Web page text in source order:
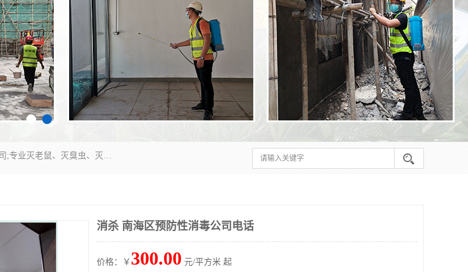
江门市瑞可环境科技有限公司是具有白蚁防治资质的大型专业除四害公司;专业灭老鼠、灭臭虫、灭蟑螂、灭跳蚤、灭蚊、灭蝇、灭白蚁、防蛇等各种害虫的防治。经过多年的努力，公司发展成为集PCO研究、生物制药、害虫防治于一体的专业杀虫灭鼠公司。
消杀 南海区预防性消毒公司电话
价格：￥ 300.00 元/平方米 起